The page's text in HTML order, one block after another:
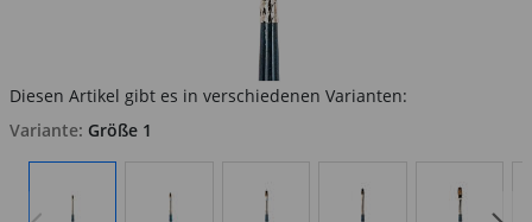
Diesen Artikel gibt es in verschiedenen Varianten:
Variante: Größe 1